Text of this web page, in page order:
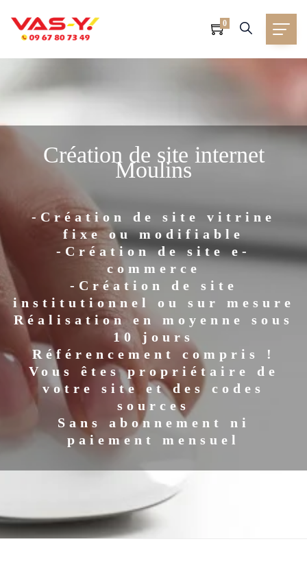
0
Création de site internet
Moulins
-Création de site vitrine
fixe ou modifiable
-Création de site e-
commerce
-Création de site
institutionnel ou sur mesure
Réalisation en moyenne sous
10 jours
Référencement compris !
Vous êtes propriétaire de
votre site et des codes
sources
Sans abonnement ni
paiement mensuel